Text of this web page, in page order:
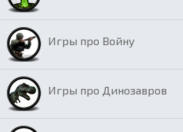
Игры про Войну
Игры про Динозавров